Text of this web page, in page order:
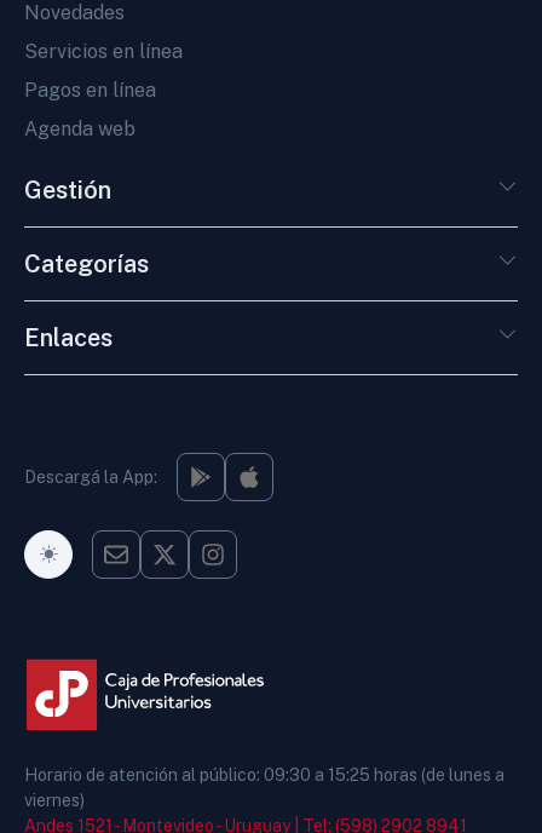
Novedades
Servicios en línea
Pagos en línea
Agenda web
Gestión
Categorías
Enlaces
Descargá la App:
Modo Oscuro
Horario de atención al público: 09:30 a 15:25 horas (de lunes a
viernes)
Andes 1521 - Montevideo - Uruguay |
Tel: (598) 2902 8941